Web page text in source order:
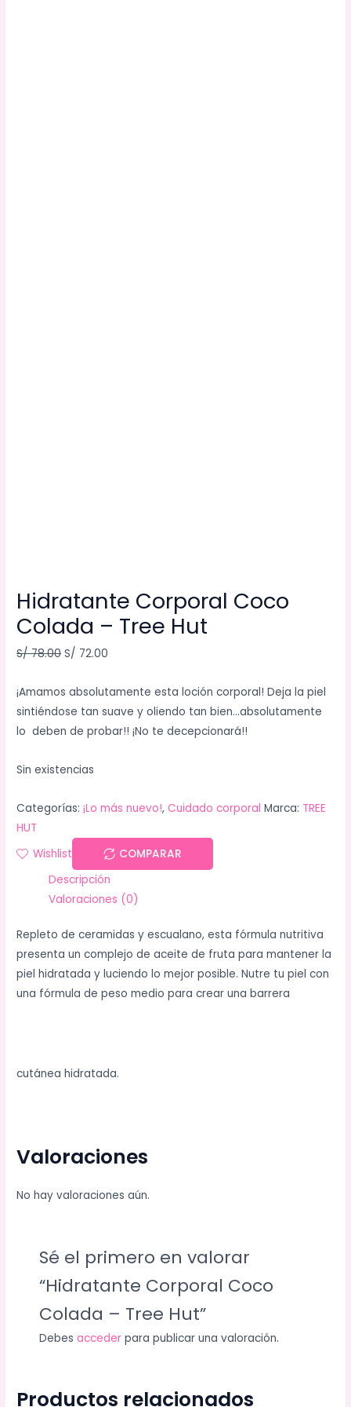
Hidratante Corporal Coco
Colada – Tree Hut
S/78.00 S/ 72.00
¡Amamos absolutamente esta loción corporal! Deja la piel
sintiéndose tan suave y oliendo tan bien…absolutamente
lo deben de probar!! ¡No te decepcionará!!
Sin existencias
Categorías:¡Lo más nuevo!,Cuidado corporal Marca: TREE
HUT
Wishlist
COMPARAR
Descripción
Valoraciones (0)
Repleto de ceramidas y escualano, esta fórmula nutritiva
presenta un complejo de aceite de fruta para mantener la
piel hidratada y luciendo lo mejor posible. Nutre tu piel con
una fórmula de peso medio para crear una barrera
cutánea hidratada.
Valoraciones
No hay valoraciones aún.
Sé el primero en valorar
“Hidratante Corporal Coco
Colada – Tree Hut”
Debesacceder para publicar una valoración.
Productos relacionados